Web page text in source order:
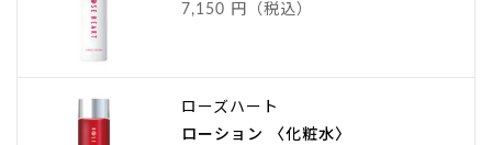
7,150 円（税込）
ローズハート
ローション 〈化粧水〉